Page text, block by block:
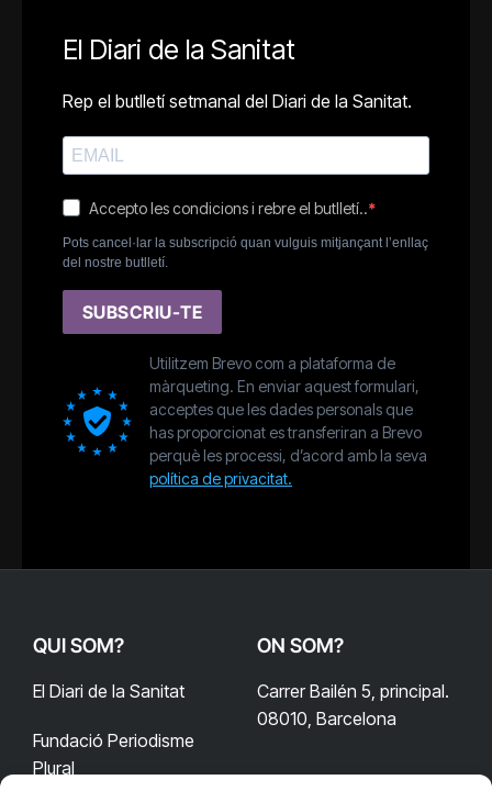
El Diari de la Sanitat
Rep el butlletí setmanal del Diari de la Sanitat.
Accepto les condicions i rebre el butlletí..
Pots cancel·lar la subscripció quan vulguis mitjançant l’enllaç
del nostre butlletí.
SUBSCRIU-TE
Utilitzem Brevo com a plataforma de
màrqueting. En enviar aquest formulari,
acceptes que les dades personals que
has proporcionat es transferiran a Brevo
perquè les processi, d’acord amb la seva
política de privacitat.
QUI SOM?
El Diari de la Sanitat
Fundació Periodisme
Plural
ON SOM?
Carrer Bailén 5, principal.
08010, Barcelona